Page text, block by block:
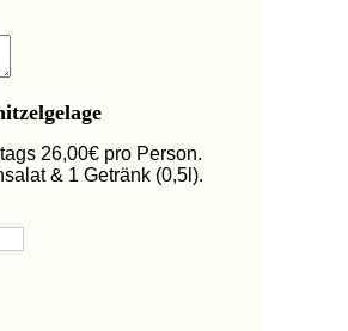
26,00€ pro Person.
& 1 Getränk (0,5l).